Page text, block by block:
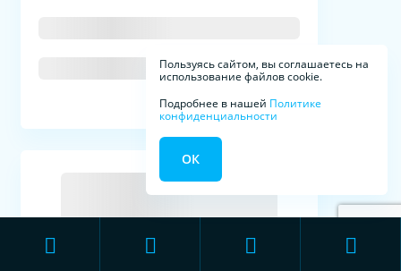
Пользуясь сайтом, вы соглашаетесь на
использование файлов cookie.
Подробнее в нашей Политике
конфиденциальности
ОК